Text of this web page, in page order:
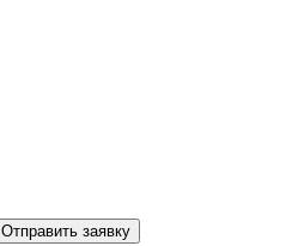
Отправить заявку